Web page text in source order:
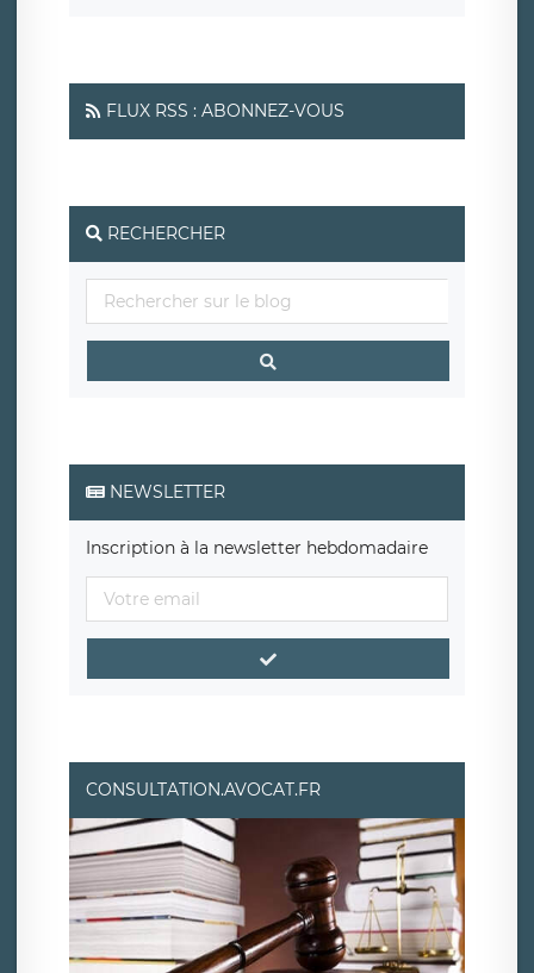
FLUX RSS : ABONNEZ-VOUS
RECHERCHER
NEWSLETTER
Inscription à la newsletter hebdomadaire
CONSULTATION.AVOCAT.FR